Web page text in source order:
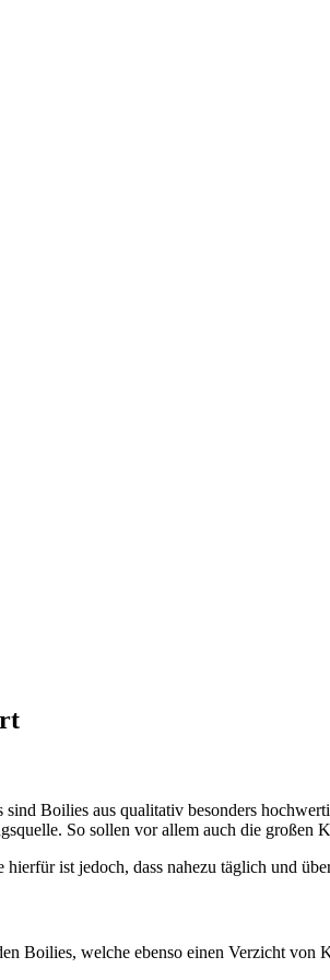
Boilies aus qualitativ besonders
So sollen vor allem auch die großen
ist jedoch, dass nahezu täglich und
Boilies, welche ebenso einen Verzicht